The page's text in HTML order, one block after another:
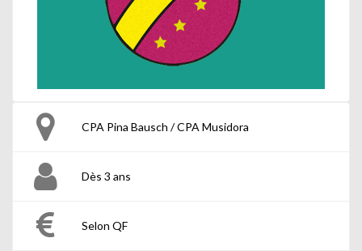
CPA Pina Bausch / CPA Musidora
Dès 3 ans
Selon QF